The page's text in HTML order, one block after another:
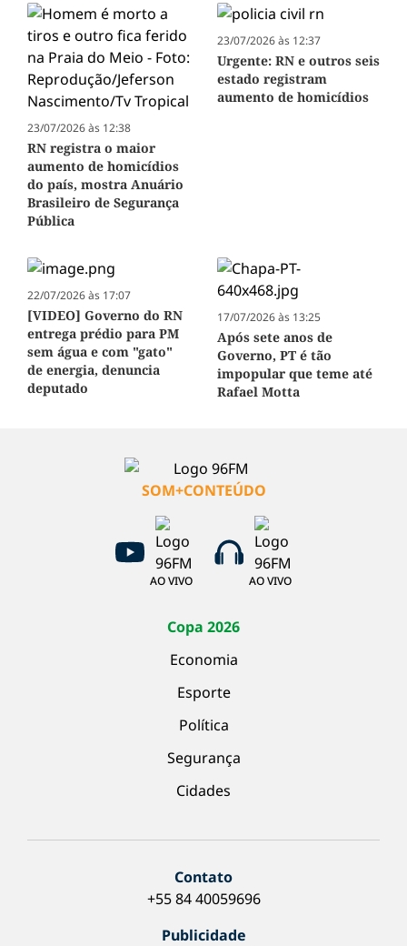
23/07/2026 às 12:38
RN registra o maior
aumento de homicídios
do país, mostra Anuário
Brasileiro de Segurança
Pública
23/07/2026 às 12:37
Urgente: RN e outros seis
estado registram
aumento de homicídios
22/07/2026 às 17:07
[VIDEO] Governo do RN
entrega prédio para PM
sem água e com "gato"
de energia, denuncia
deputado
17/07/2026 às 13:25
Após sete anos de
Governo, PT é tão
impopular que teme até
Rafael Motta
SOM+CONTEÚDO
AO VIVO AO VIVO
Copa 2026
Economia
Esporte
Política
Segurança
Cidades
Contato
+55 84 40059696
Publicidade